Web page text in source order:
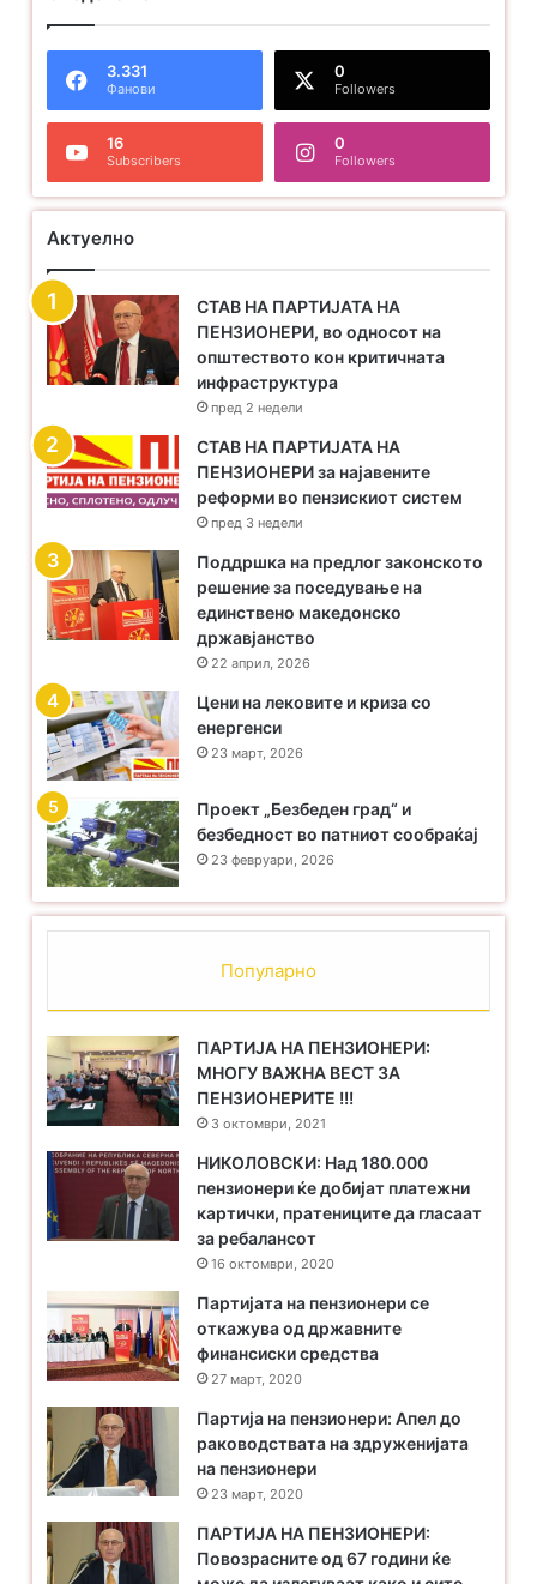
3.331
Фанови
0
Followers
16
Subscribers
0
Followers
Актуелно
СТАВ НА ПАРТИЈАТА НА
ПЕНЗИОНЕРИ, во односот на
општеството кон критичната
инфраструктура
пред 2 недели
​СТАВ НА ПАРТИЈАТА НА
ПЕНЗИОНЕРИ за најавените
реформи во пензискиот систем
пред 3 недели
Поддршка на предлог законското
решение за поседување на
единствено македонско
државјанство
22 април, 2026
Цени на лековите и криза со
енергенси
23 март, 2026
Проект „Безбеден град“ и
безбедност во патниот сообраќај
23 февруари, 2026
Популарно
ПАРТИЈА НА ПЕНЗИОНЕРИ:
МНОГУ ВАЖНА ВЕСТ ЗА
ПЕНЗИОНЕРИТЕ !!!
3 октомври, 2021
НИКОЛОВСКИ: Над 180.000
пензионери ќе добијат платежни
картички, пратениците да гласаат
за ребалансот
16 октомври, 2020
Партијата на пензионери се
откажува од државните
финансиски средства
27 март, 2020
Партија на пензионери: Апел до
раководствата на здруженијата
на пензионери
23 март, 2020
ПАРТИЈА НА ПЕНЗИОНЕРИ:
Повозрасните од 67 години ќе